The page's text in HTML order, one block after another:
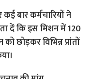
बार कर्मचारियों ने
दें कि इस मिशन में 120
छोड़कर विभिन्न प्रांतों